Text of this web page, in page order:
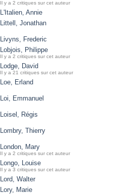
Il y a 2 critiques sur cet auteur
L'Italien, Annie
Littell, Jonathan
Livyns, Frederic
Lobjois, Philippe
Il y a 2 critiques sur cet auteur
Lodge, David
Il y a 21 critiques sur cet auteur
Loe, Erland
Loi, Emmanuel
Loisel, Régis
Lombry, Thierry
London, Mary
Il y a 2 critiques sur cet auteur
Longo, Louise
Il y a 3 critiques sur cet auteur
Lord, Walter
Lory, Marie